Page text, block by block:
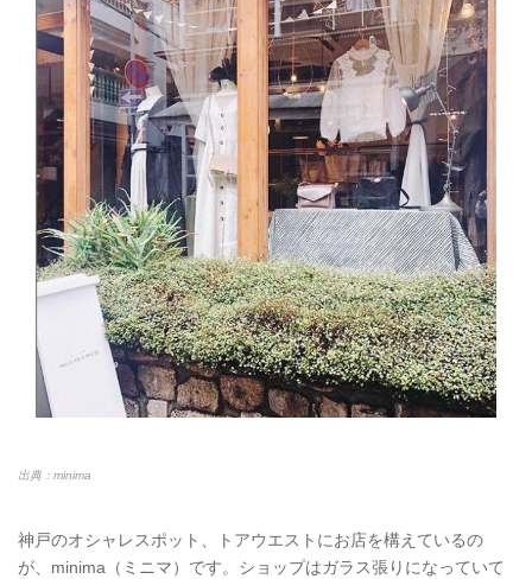
出典：minima
神戸のオシャレスポット、トアウエストにお店を構えているの
が、minima（ミニマ）です。ショップはガラス張りになっていて